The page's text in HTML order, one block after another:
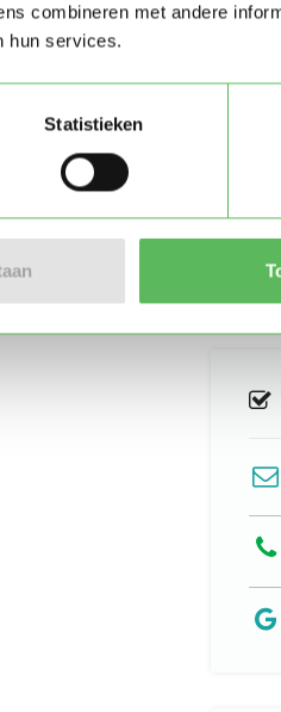
combineren met andere
hun services.
Statistieken